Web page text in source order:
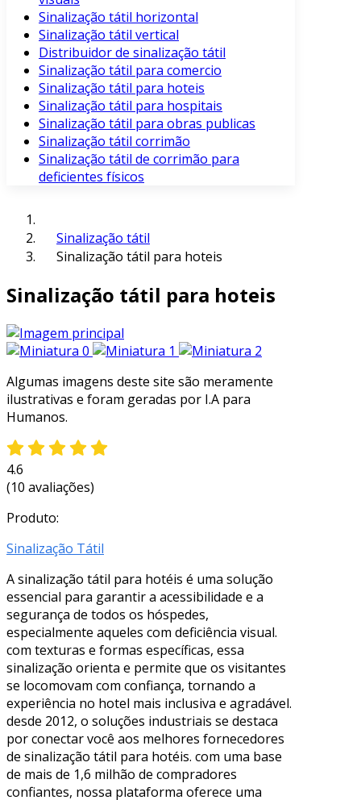
Sinalização tátil horizontal
Sinalização tátil vertical
Distribuidor de sinalização tátil
Sinalização tátil para comercio
Sinalização tátil para hoteis
Sinalização tátil para hospitais
Sinalização tátil para obras publicas
Sinalização tátil corrimão
Sinalização tátil de corrimão para
deficientes físicos
Sinalização tátil
Sinalização tátil para hoteis
Sinalização tátil para hoteis
Algumas imagens deste site são meramente
ilustrativas e foram geradas por I.A para
Humanos.
4.6
(10 avaliações)
Produto:
Sinalização Tátil
A sinalização tátil para hotéis é uma solução
essencial para garantir a acessibilidade e a
segurança de todos os hóspedes,
especialmente aqueles com deficiência visual.
com texturas e formas específicas, essa
sinalização orienta e permite que os visitantes
se locomovam com confiança, tornando a
experiência no hotel mais inclusiva e agradável.
desde 2012, o soluções industriais se destaca
por conectar você aos melhores fornecedores
de sinalização tátil para hotéis. com uma base
de mais de 1,6 milhão de compradores
confiantes, nossa plataforma oferece uma